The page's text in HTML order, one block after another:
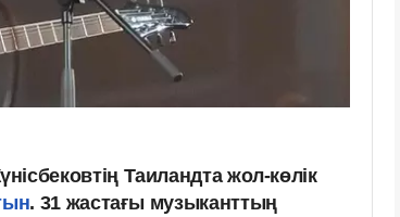
Таиландта жол-көлік
. 31 жастағы музыканттың